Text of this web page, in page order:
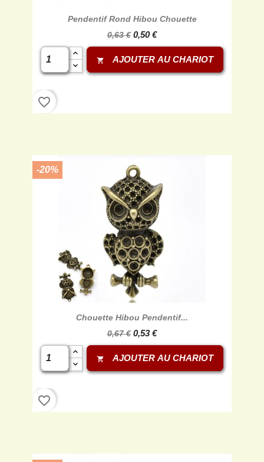
Pendentif Rond Hibou Chouette
0,63 € 0,50 €
shopping_cart AJOUTER AU CHARIOT
favorite_border
Chouette Hibou Pendentif...
0,67 € 0,53 €
shopping_cart AJOUTER AU CHARIOT
-20%
favorite_border